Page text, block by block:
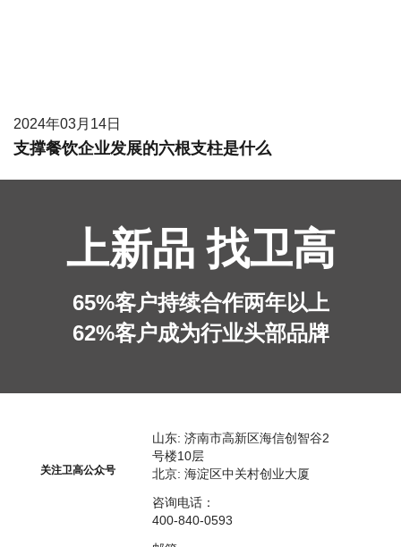
2024年03月14日
支撑餐饮企业发展的六根支柱是什么
上新品 找卫高
65%客户持续合作两年以上
62%客户成为行业头部品牌
关注卫高公众号
山东: 济南市高新区海信创智谷2
号楼10层
北京: 海淀区中关村创业大厦
咨询电话：
400-840-0593​